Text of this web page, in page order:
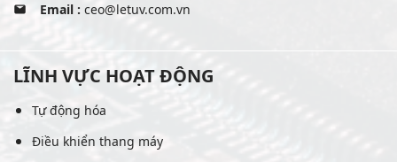
Email : ceo@letuv.com.vn
LĨNH VỰC HOẠT ĐỘNG
Tự động hóa
Điều khiển thang máy